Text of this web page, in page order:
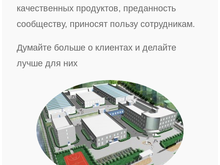
качественных продуктов, преданность
сообществу, приносят пользу сотрудникам.
Думайте больше о клиентах и ​​делайте
лучше для них